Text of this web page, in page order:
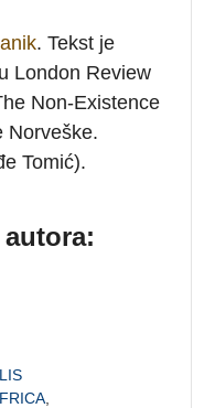
. Tekst je
London Review
Non-Existence
Norveške.
Tomić).